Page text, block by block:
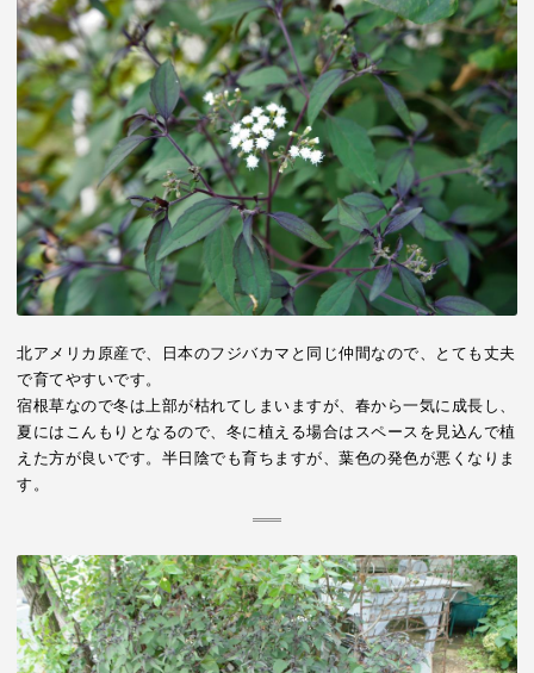
北アメリカ原産で、日本のフジバカマと同じ仲間なので、とても丈夫
で育てやすいです。
宿根草なので冬は上部が枯れてしまいますが、春から一気に成長し、
夏にはこんもりとなるので、冬に植える場合はスペースを見込んで植
えた方が良いです。半日陰でも育ちますが、葉色の発色が悪くなりま
す。